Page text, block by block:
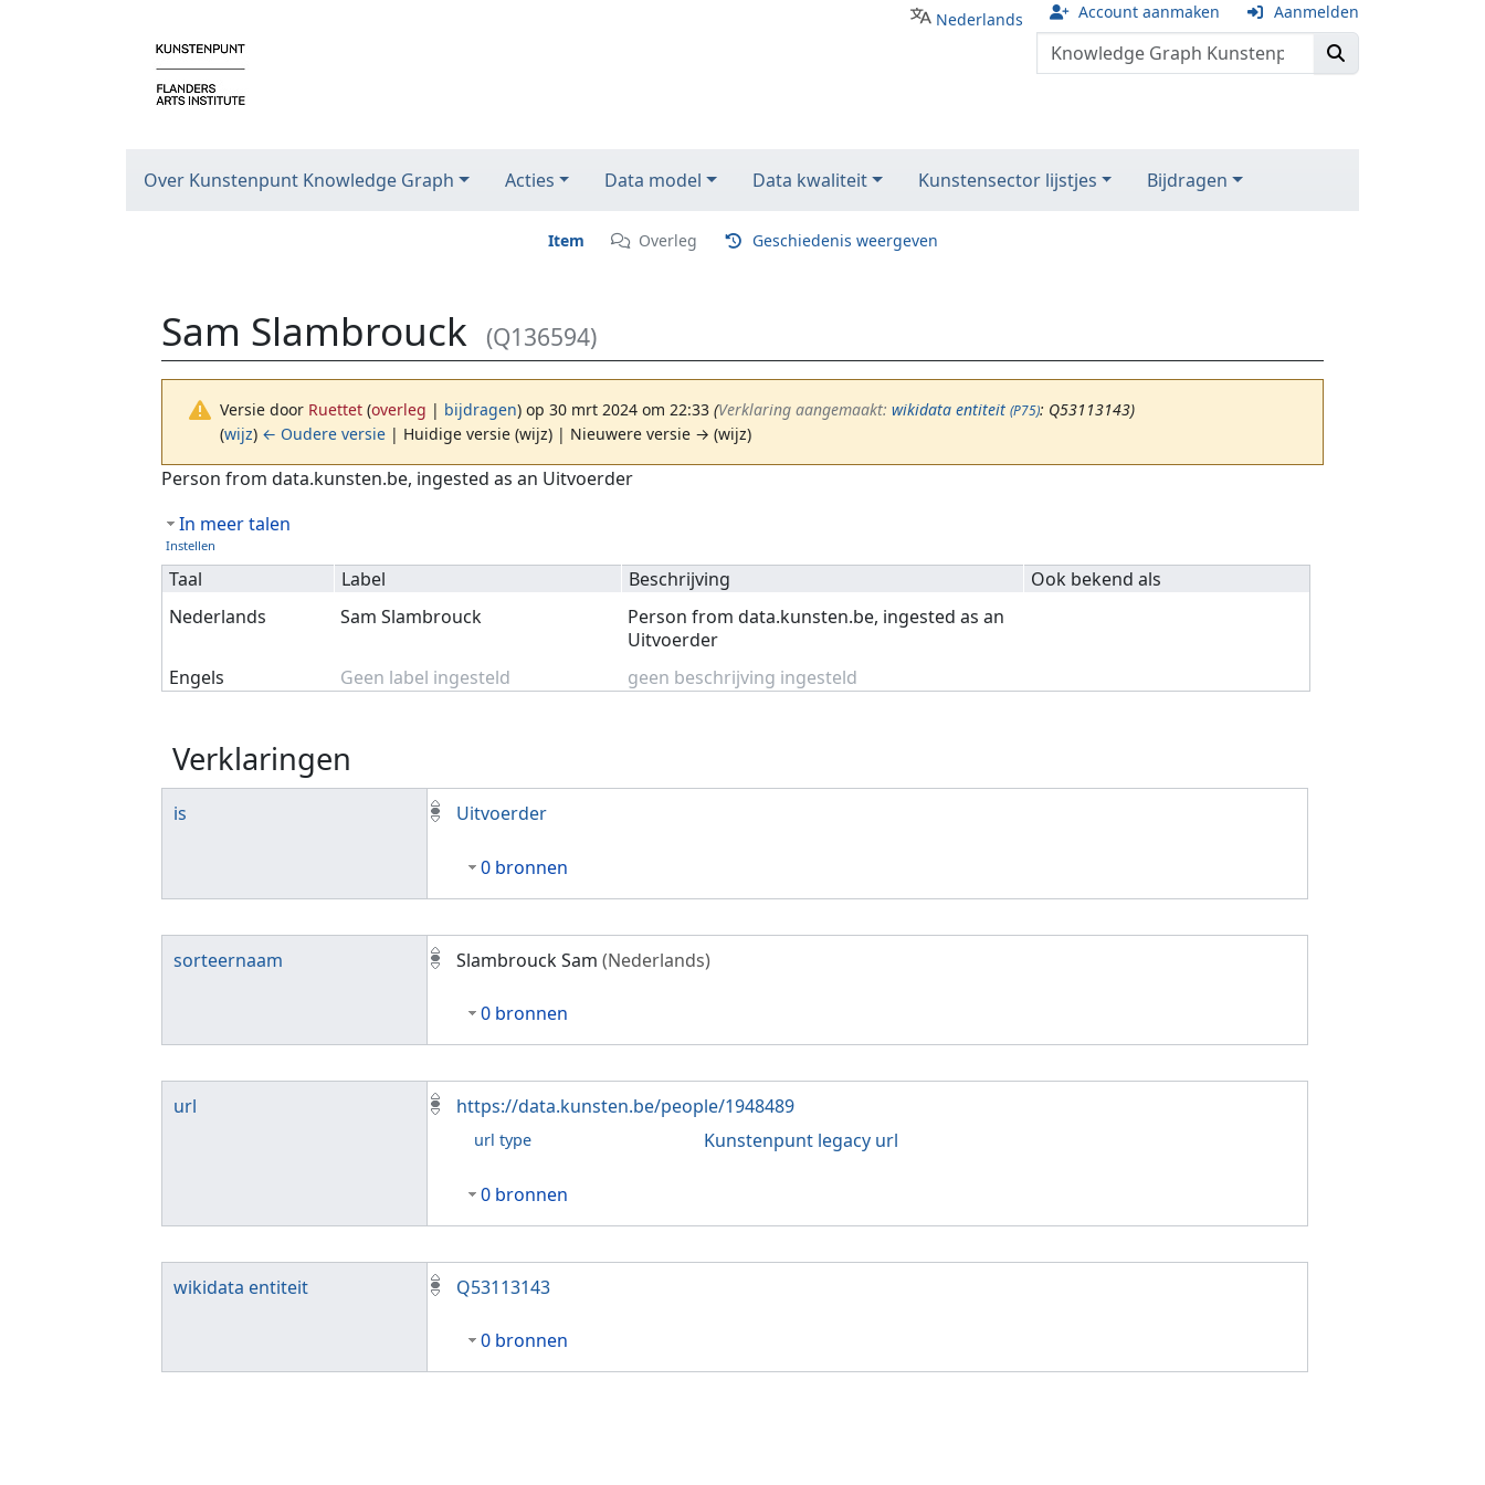
Nederlands Account aanmaken Aanmelden
Over Kunstenpunt Knowledge Graph Acties Data model Data kwaliteit Kunstensector lijstjes Bijdragen
Item Overleg Geschiedenis weergeven
Sam Slambrouck (Q136594)
Versie door Ruettet (overleg | bijdragen) op 30 mrt 2024 om 22:33 (‎Verklaring aangemaakt: wikidata entiteit (P75): Q53113143)
(wijz) ← Oudere versie | Huidige versie (wijz) | Nieuwere versie → (wijz)
Ga naar:navigatie,zoeken
Person from data.kunsten.be, ingested as an Uitvoerder
In meer talen
Instellen
Taal Label Beschrijving
Ook bekend als
Nederlands
Sam Slambrouck
Person from data.kunsten.be, ingested as an
Uitvoerder
Engels
Geen label ingesteld geen beschrijving ingesteld
Verklaringen
is Uitvoerder
0 bronnen
sorteernaam Slambrouck Sam (Nederlands)
0 bronnen
url https://data.kunsten.be/people/1948489
url type Kunstenpunt legacy url
0 bronnen
wikidata entiteit Q53113143
0 bronnen